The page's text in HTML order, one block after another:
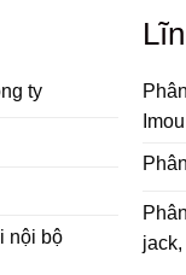
ty
nội bộ
jack,